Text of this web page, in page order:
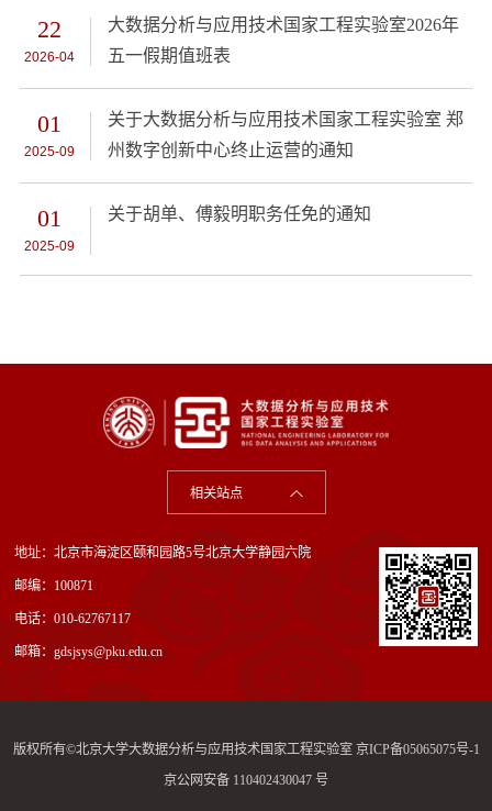
22
2026-04
大数据分析与应用技术国家工程实验室2026年
五一假期值班表
01
2025-09
关于大数据分析与应用技术国家工程实验室 郑
州数字创新中心终止运营的通知
01
2025-09
关于胡单、傅毅明职务任免的通知
相关站点
地址：北京市海淀区颐和园路5号北京大学静园六院
邮编：100871
电话：010-62767117
邮箱：gdsjsys@pku.edu.cn
版权所有©北京大学大数据分析与应用技术国家工程实验室 京ICP备05065075号-1
京公网安备 110402430047 号